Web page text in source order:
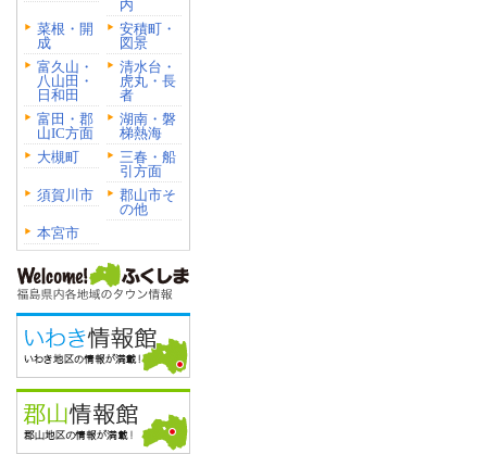
内
菜根・開
成
安積町・
図景
富久山・
八山田・
日和田
清水台・
虎丸・長
者
富田・郡
山IC方面
湖南・磐
梯熱海
大槻町
三春・船
引方面
須賀川市
郡山市そ
の他
本宮市